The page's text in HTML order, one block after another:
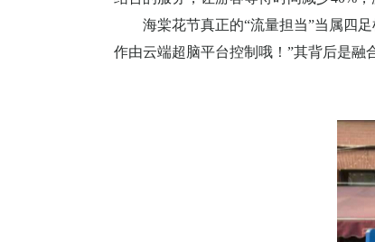
海棠花节真正的“流量担当”当属四
作由云端超脑平台控制哦！”其背后是融